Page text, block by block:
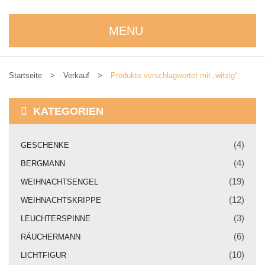
MENU
NEUIGKEITEN
Startseite > Verkauf > Produkte verschlagwortet mit „witzig“
KATEGORIEN
GESCHENKE (4)
BERGMANN (4)
WEIHNACHTSENGEL (19)
WEIHNACHTSKRIPPE (12)
LEUCHTERSPINNE (3)
RÄUCHERMANN (6)
LICHTFIGUR (10)